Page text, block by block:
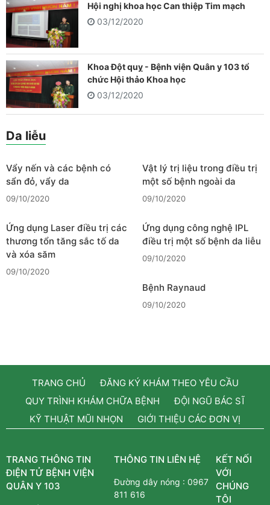
Hội nghị khoa học Can thiệp Tim mạch
03/12/2020
Khoa Đột quỵ - Bệnh viện Quân y 103 tổ
chức Hội thảo Khoa học
03/12/2020
Da liễu
Vẩy nến và các bệnh có
sẩn đỏ, vẩy da
09/10/2020
Vật lý trị liệu trong điều trị
một số bệnh ngoài da
09/10/2020
Ứng dụng Laser điều trị các
thương tổn tăng sắc tố da
và xóa săm
09/10/2020
Ứng dụng công nghệ IPL
điều trị một số bệnh da liễu
09/10/2020
Bệnh Raynaud
09/10/2020
TRANG CHỦ
ĐĂNG KÝ KHÁM THEO YÊU CẦU
QUY TRÌNH KHÁM CHỮA BỆNH
ĐỘI NGŨ BÁC SĨ
KỸ THUẬT MŨI NHỌN
GIỚI THIỆU CÁC ĐƠN VỊ
TRANG THÔNG TIN
ĐIỆN TỬ BỆNH VIỆN
QUÂN Y 103
THÔNG TIN LIÊN HỆ
Đường dây nóng :0967
811 616
KẾT NỐI
VỚI
CHÚNG
TÔI